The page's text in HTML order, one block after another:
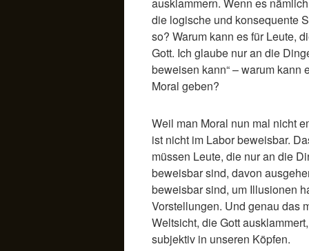
die logische und konsequente
so? Warum kann es für Leute,
Gott. Ich glaube nur an die
beweisen kann“ – warum kann
Moral geben?
Weil man Moral nun mal nicht
ist nicht im Labor beweisbar.
müssen Leute, die nur an die
beweisbar sind, davon
beweisbar sind, um Illusionen
Vorstellungen. Und genau das
Weltsicht, die Gott
subjektiv in unseren Köpfen.